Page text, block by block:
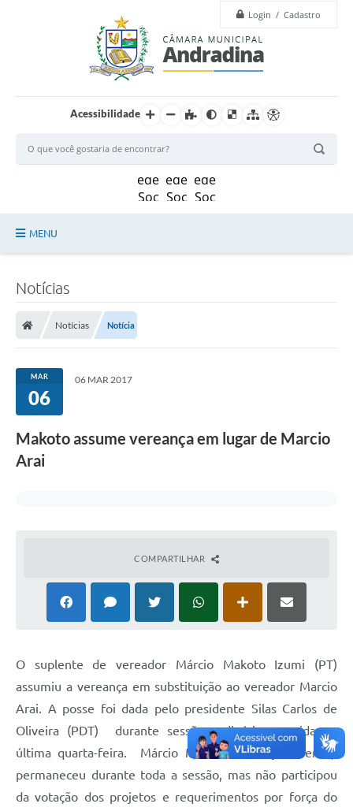
Login / Cadastro
Acessibilidade
MENU
Câmara
Editais
Notícias
Vereadores
Galeria de Presidentes
Legislaturas
Proposições
Sessão Plenária
Ouvidoria
Notícias
Notícias Notícia
MAR
06
06 MAR 2017
Makoto assume vereança em lugar de Marcio
Arai
COMPARTILHAR
O suplente de vereador Márcio Makoto Izumi (PT)
assumiu a vereança em substituição ao vereador Marcio
Arai. A posse foi dada pelo presidente Silas Carlos de
Oliveira (PDT) durante sessão ordinária ocorrida na
última quarta-feira. Márcio Makoto fez o juramento,
permaneceu durante toda a sessão, mas não participou
da votação dos projetos e requerimentos por força do